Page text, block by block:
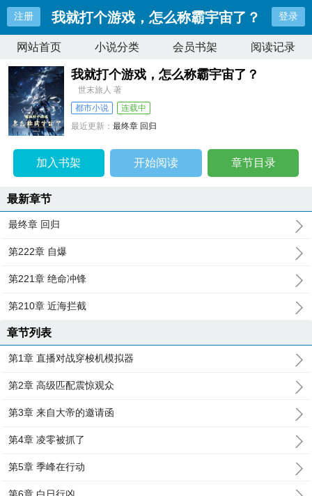
注册 我就打个游戏，怎么称霸宇宙了？ 登录
网站首页 小说分类 会员书架 阅读记录
我就打个游戏，怎么称霸宇宙了？
世末旅人 著
都市小说
连载中
最近更新：最终章 回归
加入书架 开始阅读 章节目录
最新章节
最终章 回归
第222章 自爆
第221章 绝命冲锋
第210章 近海拦截
章节列表
第1章 直播对战穿梭机模拟器
第2章 高级匹配震惊观众
第3章 来自大帝的邀请函
第4章 凌零被抓了
第5章 季峰在行动